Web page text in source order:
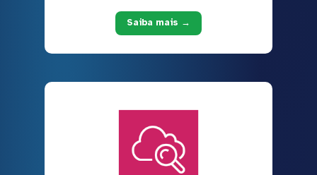
Saiba mais →